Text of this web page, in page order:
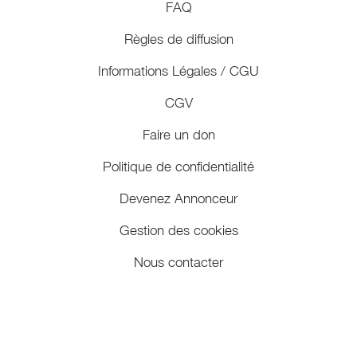
FAQ
Règles de diffusion
Informations Légales / CGU
CGV
Faire un don
Politique de confidentialité
Devenez Annonceur
Gestion des cookies
Nous contacter